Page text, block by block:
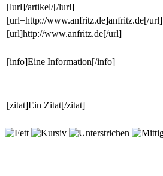
[lurl]/artikel/[/lurl]
[url=http://www.anfritz.de]anfritz.de[/url]
[url]http://www.anfritz.de[/url]
[info]Eine Information[/info]
[zitat]Ein Zitat[/zitat]